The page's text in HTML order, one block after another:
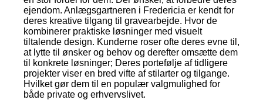
ejendom. Anlægsgartneren i Fredericia er kendt for
deres kreative tilgang til gravearbejde. Hvor de
kombinerer praktiske løsninger med visuelt
tiltalende design. Kunderne roser ofte deres evne til,
at lytte til ønsker og behov og derefter omsætte dem
til konkrete løsninger; Deres portefølje af tidligere
projekter viser en bred vifte af stilarter og tilgange.
Hvilket gør dem til en populær valgmulighed for
både private og erhvervslivet.